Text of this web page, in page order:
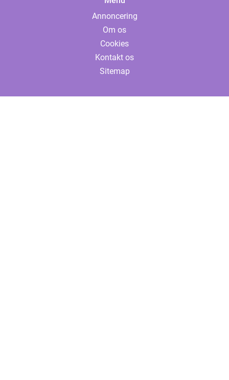
Annoncering
Om os
Cookies
Kontakt os
Sitemap